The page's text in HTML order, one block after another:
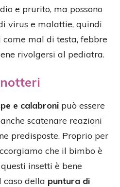
e prurito, ma possono
virus e malattie, quindi
mal di testa, febbre
rivolgersi al pediatra.
e calabroni può essere
scatenare reazioni
predisposte. Proprio per
che il bimbo è
insetti è bene
caso della puntura di